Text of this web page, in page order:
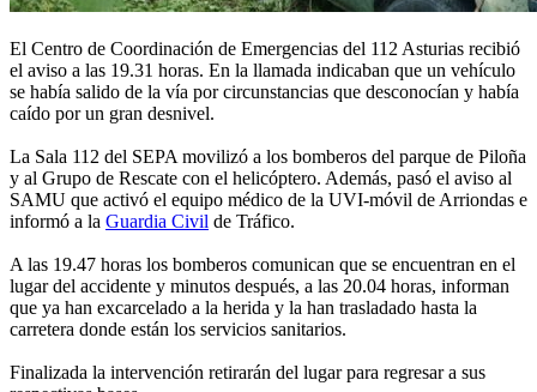
El Centro de Coordinación de Emergencias del 112 Asturias recibió
el aviso a las 19.31 horas. En la llamada indicaban que un vehículo
se había salido de la vía por circunstancias que desconocían y había
caído por un gran desnivel.
La Sala 112 del SEPA movilizó a los bomberos del parque de Piloña
y al Grupo de Rescate con el helicóptero. Además, pasó el aviso al
SAMU que activó el equipo médico de la UVI-móvil de Arriondas e
informó a la Guardia Civil de Tráfico.
A las 19.47 horas los bomberos comunican que se encuentran en el
lugar del accidente y minutos después, a las 20.04 horas, informan
que ya han excarcelado a la herida y la han trasladado hasta la
carretera donde están los servicios sanitarios.
Finalizada la intervención retirarán del lugar para regresar a sus